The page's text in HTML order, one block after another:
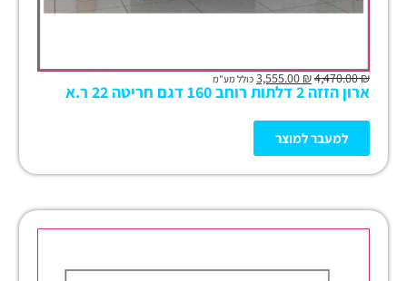
₪
4,470.00
₪ כולל מע"מ
ארון הזזה 2 דלתות רוחב 160 דגם חריטה 22 ר.א
למעבר למוצר